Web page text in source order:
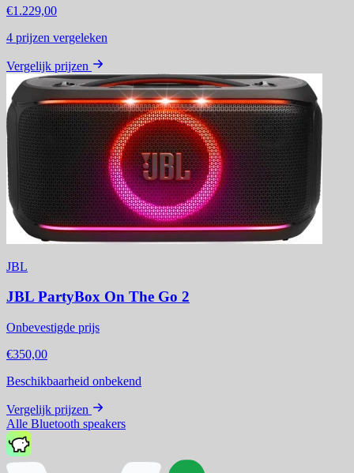
€1.229,00
4 prijzen vergeleken
Vergelijk prijzen
JBL
JBL PartyBox On The Go 2
Onbevestigde prijs
€350,00
Beschikbaarheid onbekend
Vergelijk prijzen
Alle Bluetooth speakers